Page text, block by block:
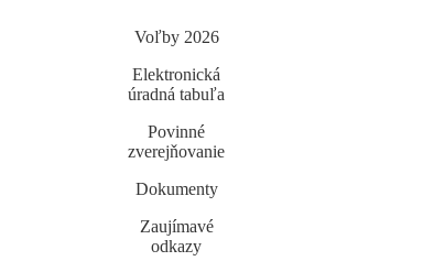
Voľby 2026
Elektronická
úradná tabuľa
Povinné
zverejňovanie
Dokumenty
Zaujímavé
odkazy